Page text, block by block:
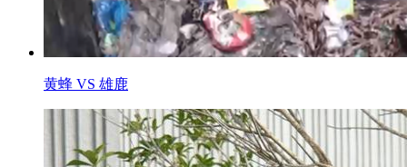
黄蜂 VS 雄鹿